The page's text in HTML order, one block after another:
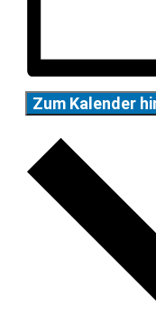
Zum Kalender